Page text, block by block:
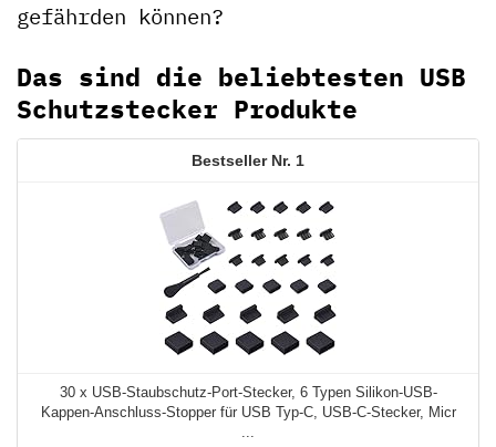
gefährden können?
Das sind die beliebtesten USB
Schutzstecker Produkte
1
30 x USB-Staubschutz-Port-Stecker, 6 Typen Silikon-USB-
Kappen-Anschluss-Stopper für USB Typ-C, USB-C-Stecker, Micr